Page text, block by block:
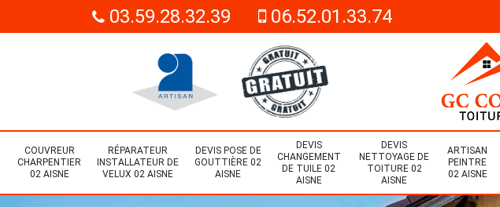
03.59.28.32.39 06.52.01.33.74
COUVREUR
CHARPENTIER
02 AISNE
RÉPARATEUR
INSTALLATEUR DE
VELUX 02 AISNE
DEVIS POSE DE
GOUTTIÈRE 02
AISNE
DEVIS
CHANGEMENT
DE TUILE 02
AISNE
DEVIS
NETTOYAGE DE
TOITURE 02
AISNE
ARTISAN
PEINTRE
02 AISNE